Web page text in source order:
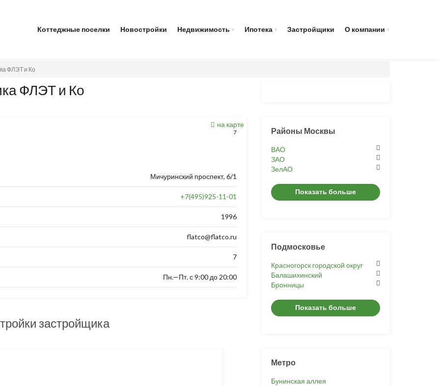
Коттеджные поселки Новостройки Недвижимость Ипотека Застройщики О компании
ФЛЭТ и Ко
ФЛЭТ и Ко
на карте
7
Мичуринский проспект, 6/1
+7(495)925-11-01
1996
flatco@flatco.ru
7
Пн.—Пт. с 9:00 до 20:00
застройщика
Районы Москвы
ВАО
ЗАО
ЗелАО
Показать больше
Подмосковье
Красногорск городской округ
Балашихинский
Бронницы
Показать больше
Метро
Бунинская аллея